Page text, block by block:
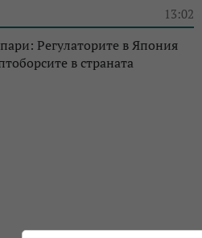
13:02
Регулаторите в Япония
в страната